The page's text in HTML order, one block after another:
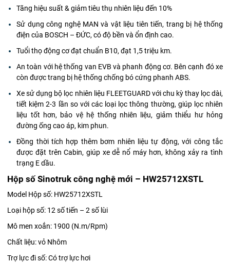
Tăng hiệu suất & giảm tiêu thụ nhiên liệu đến 10%
Sử dụng công nghệ MAN và vật liệu tiên tiến, trang bị hệ thống
điện của BOSCH – ĐỨC, có độ bền và ổn định cao.
Tuổi thọ động cơ đạt chuẩn B10, đạt 1,5 triệu km.
An toàn với hệ thống van EVB và phanh động cơ. Bên cạnh đó xe
còn được trang bị hệ thống chống bó cứng phanh ABS.
Xe sử dụng bộ lọc nhiên liệu FLEETGUARD với chu kỳ thay lọc dài,
tiết kiệm 2-3 lần so với các loại lọc thông thường, giúp lọc nhiên
liệu tốt hơn, bảo vệ hệ thống nhiên liệu, giảm thiểu hư hỏng
đường ống cao áp, kim phun.
Đồng thời tích hợp thêm bơm nhiên liệu tự động, với công tắc
được đặt trên Cabin, giúp xe dễ nổ máy hơn, không xảy ra tình
trạng E dầu.
Hộp số Sinotruk công nghệ mới – HW25712XSTL
Model Hộp số: HW25712XSTL
Loại hộp số: 12 số tiến – 2 số lùi
Mô men xoắn: 1900 (N.m/Rpm)
Chất liệu: vỏ Nhôm
Trợ lực đi số: Có trợ lực hơi